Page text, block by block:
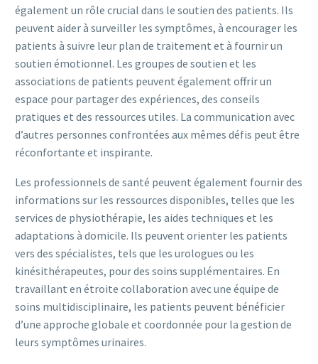
également un rôle crucial dans le soutien des patients. Ils
peuvent aider à surveiller les symptômes, à encourager les
patients à suivre leur plan de traitement et à fournir un
soutien émotionnel. Les groupes de soutien et les
associations de patients peuvent également offrir un
espace pour partager des expériences, des conseils
pratiques et des ressources utiles. La communication avec
d’autres personnes confrontées aux mêmes défis peut être
réconfortante et inspirante.
Les professionnels de santé peuvent également fournir des
informations sur les ressources disponibles, telles que les
services de physiothérapie, les aides techniques et les
adaptations à domicile. Ils peuvent orienter les patients
vers des spécialistes, tels que les urologues ou les
kinésithérapeutes, pour des soins supplémentaires. En
travaillant en étroite collaboration avec une équipe de
soins multidisciplinaire, les patients peuvent bénéficier
d’une approche globale et coordonnée pour la gestion de
leurs symptômes urinaires.